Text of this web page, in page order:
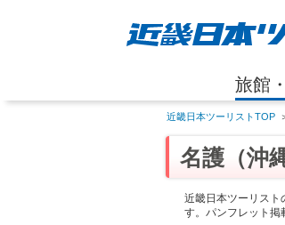
旅館
近畿日本ツーリストTOP
名護（沖
近畿日本ツーリスト
す。パンフレット掲